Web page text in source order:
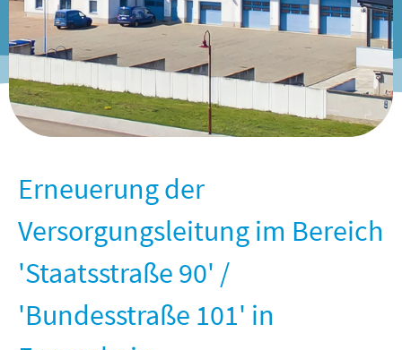
Erneuerung der
Versorgungsleitung im Bereich
'Staatsstraße 90' /
'Bundesstraße 101' in